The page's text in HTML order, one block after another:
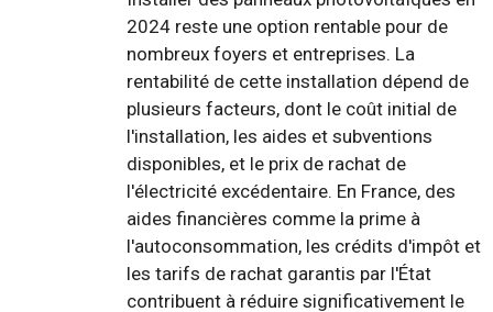
2024 reste une option rentable pour de
nombreux foyers et entreprises. La
rentabilité de cette installation dépend de
plusieurs facteurs, dont le coût initial de
l'installation, les aides et subventions
disponibles, et le prix de rachat de
l'électricité excédentaire. En France, des
aides financières comme la prime à
l'autoconsommation, les crédits d'impôt et
les tarifs de rachat garantis par l'État
contribuent à réduire significativement le